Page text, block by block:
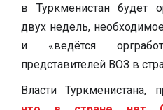
в Туркменистан будет
двух недель,
и «ведётся
представителей ВОЗ в
Власти Туркменистана,